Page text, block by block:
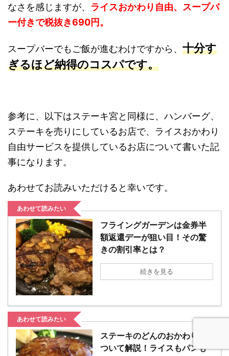
なさを感じますが、 ライスおかわり自由、スープバ
ー付きで税抜き690円。
スープバーでもご飯が進むわけですから、 十分す
ぎるほど納得のコスパです。
参考に、以下はステーキ宮と同様に、ハンバーグ、
ステーキを売りにしているお店で、ライスおかわり
自由サービスを提供しているお店について書いた記
事になります。
あわせてお読みいただけると幸いです。
あわせて読みたい
フライングガーデンは金券半
額返還デーが狙い目！その驚
きの割引率とは？
続きを見る
あわせて読みたい
ステーキのどんのおかわりに
ついて解説！ライスもパンも